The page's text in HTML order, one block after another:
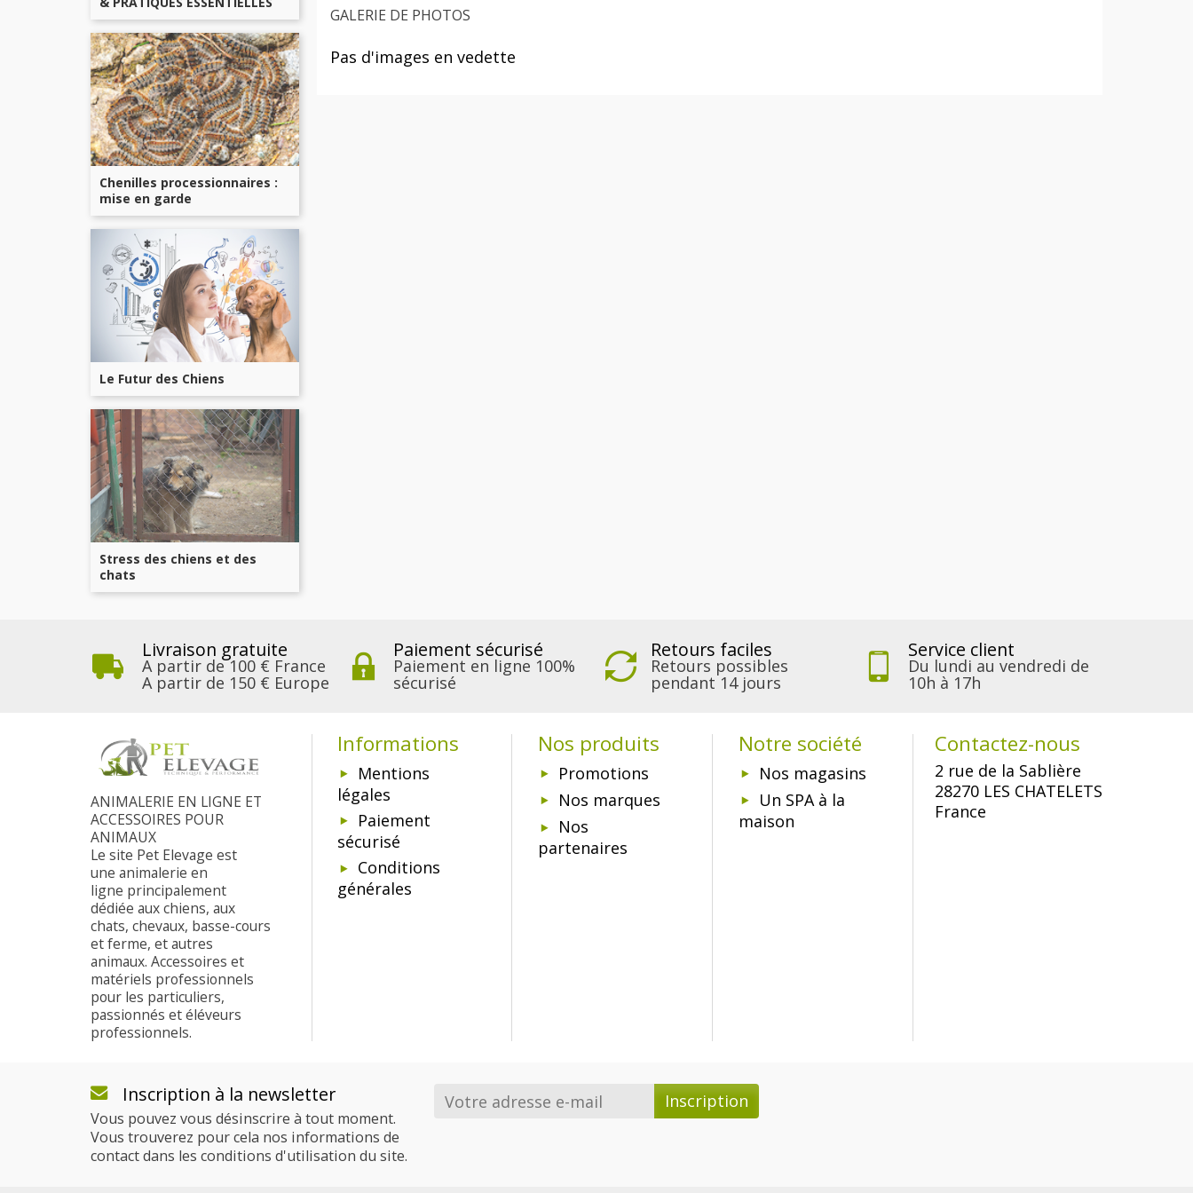
Chenilles processionnaires :
mise en garde
Le Futur des Chiens
Stress des chiens et des
chats
GALERIE DE PHOTOS
Pas d'images en vedette
Livraison gratuite
A partir de 100 € France
A partir de 150 € Europe
Paiement sécurisé
Paiement en ligne 100%
sécurisé
Retours faciles
Retours possibles
pendant 14 jours
Service client
Du lundi au vendredi de
10h à 17h
ANIMALERIE EN LIGNE ET
ACCESSOIRES POUR
ANIMAUX
Le site Pet Elevage est
une animalerie en
ligne principalement
dédiée aux chiens, aux
chats, chevaux, basse-cours
et ferme, et autres
animaux. Accessoires et
matériels professionnels
pour les particuliers,
passionnés et éléveurs
professionnels.
Informations
Mentions
légales
Paiement
sécurisé
Conditions
générales
Nos produits
Promotions
Nos marques
Nos
partenaires
Notre société
Nos magasins
Un SPA à la
maison
Contactez-nous
2 rue de la Sablière
28270 LES CHATELETS
France
Inscription à la newsletter
Vous pouvez vous désinscrire à tout moment.
Vous trouverez pour cela nos informations de
contact dans les conditions d'utilisation du site.